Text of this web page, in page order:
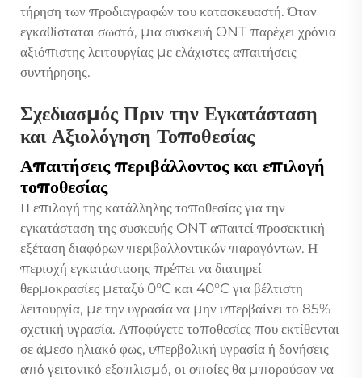
τήρηση των προδιαγραφών του κατασκευαστή. Όταν
εγκαθίσταται σωστά, μια συσκευή ONT παρέχει χρόνια
αξιόπιστης λειτουργίας με ελάχιστες απαιτήσεις
συντήρησης.
Σχεδιασμός Πριν την Εγκατάσταση
και Αξιολόγηση Τοποθεσίας
Απαιτήσεις περιβάλλοντος και επιλογή
τοποθεσίας
Η επιλογή της κατάλληλης τοποθεσίας για την
εγκατάσταση της συσκευής ONT απαιτεί προσεκτική
εξέταση διαφόρων περιβαλλοντικών παραγόντων. Η
περιοχή εγκατάστασης πρέπει να διατηρεί
θερμοκρασίες μεταξύ 0°C και 40°C για βέλτιστη
λειτουργία, με την υγρασία να μην υπερβαίνει το 85%
σχετική υγρασία. Αποφύγετε τοποθεσίες που εκτίθενται
σε άμεσο ηλιακό φως, υπερβολική υγρασία ή δονήσεις
από γειτονικό εξοπλισμό, οι οποίες θα μπορούσαν να